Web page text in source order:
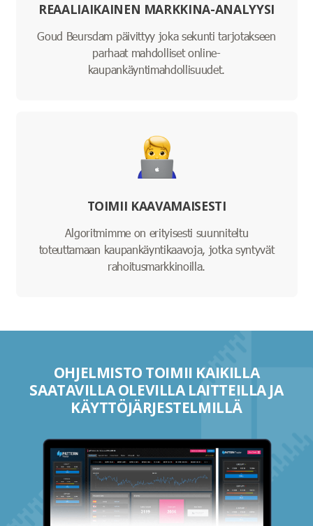
REAALIAIKAINEN MARKKINA-ANALYYSI
Goud Beursdam päivittyy joka sekunti tarjotakseen
parhaat mahdolliset online-
kaupankäyntimahdollisuudet.
TOIMII KAAVAMAISESTI
Algoritmimme on erityisesti suunniteltu
toteuttamaan kaupankäyntikaavoja, jotka syntyvät
rahoitusmarkkinoilla.
OHJELMISTO TOIMII KAIKILLA
SAATAVILLA OLEVILLA LAITTEILLA JA
KÄYTTÖJÄRJESTELMILLÄ